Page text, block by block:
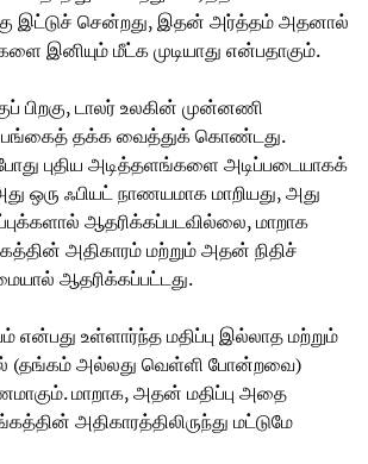
இட்டுச் சென்றது, இதன் அர்த்தம் அதனால்
இனியும் மீட்க முடியாது என்பதாகும்.
பிறகு, டாலர் உலகின் முன்னணி
தக்க வைத்துக் கொண்டது.
புதிய அடித்தளங்களை அடிப்படையாகக்
ஒரு ஃபியட் நாணயமாக மாறியது, அது
ஆதரிக்கப்படவில்லை, மாறாக
அதிகாரம் மற்றும் அதன் நிதிச்
ஆதரிக்கப்பட்டது.
என்பது உள்ளார்ந்த மதிப்பு இல்லாத மற்றும்
(தங்கம் அல்லது வெள்ளி போன்றவை)
மாறாக, அதன் மதிப்பு அதை
அதிகாரத்திலிருந்து மட்டுமே